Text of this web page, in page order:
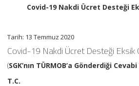
Covid-19 Nakdi Ücret Desteği
Tarih: 13 Temmuz 2020
Covid-19 Nakdi Ücret Desteği Eksik
(SGK’nın TÜRMOB’a Gönderdiği Cevabi
T.C.